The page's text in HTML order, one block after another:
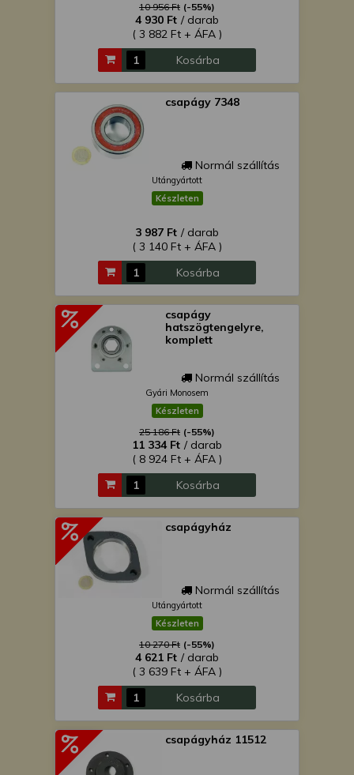
10 956 Ft (-55%)
4 930 Ft / darab
( 3 882 Ft + ÁFA )
Kosárba
csapágy 7348
Normál szállítás
Utángyártott
Készleten
3 987 Ft / darab
( 3 140 Ft + ÁFA )
Kosárba
csapágy
hatszögtengelyre,
komplett
Normál szállítás
Gyári Monosem
Készleten
25 186 Ft (-55%)
11 334 Ft / darab
( 8 924 Ft + ÁFA )
Kosárba
csapágyház
Normál szállítás
Utángyártott
Készleten
10 270 Ft (-55%)
4 621 Ft / darab
( 3 639 Ft + ÁFA )
Kosárba
csapágyház 11512